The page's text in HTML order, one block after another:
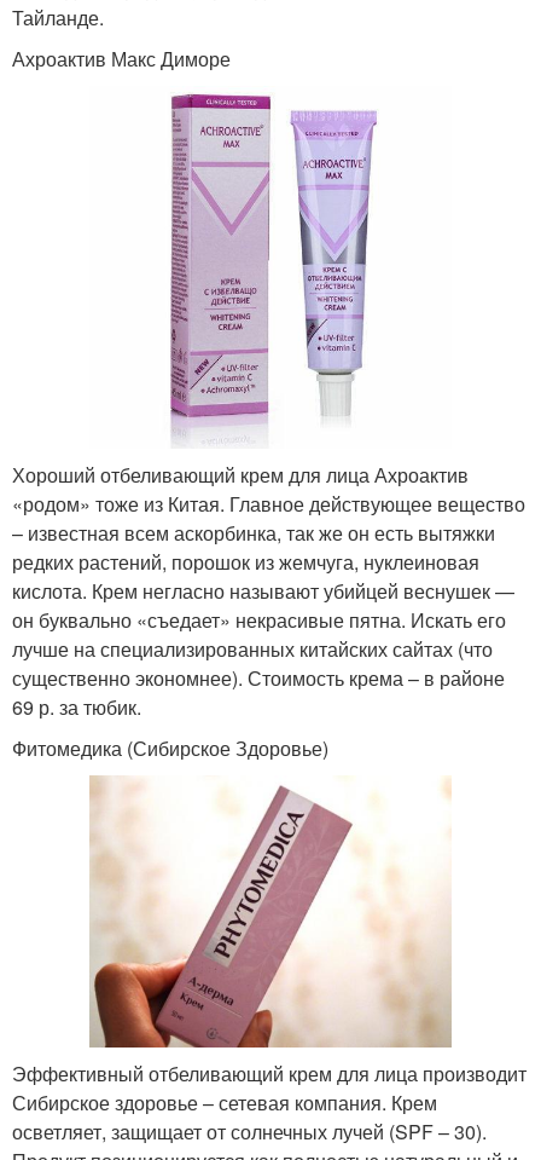
Тайланде.
Ахроактив Макс Диморе
Хороший отбеливающий крем для лица Ахроактив
«родом» тоже из Китая. Главное действующее вещество
– известная всем аскорбинка, так же он есть вытяжки
редких растений, порошок из жемчуга, нуклеиновая
кислота. Крем негласно называют убийцей веснушек —
он буквально «съедает» некрасивые пятна. Искать его
лучше на специализированных китайских сайтах (что
существенно экономнее). Стоимость крема – в районе
69 р. за тюбик.
Фитомедика (Сибирское Здоровье)
Эффективный отбеливающий крем для лица производит
Сибирское здоровье – сетевая компания. Крем
осветляет, защищает от солнечных лучей (SPF – 30).